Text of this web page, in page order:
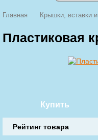
Главная Крышки, вставки
Пластиковая
Купить
Рейтинг товара